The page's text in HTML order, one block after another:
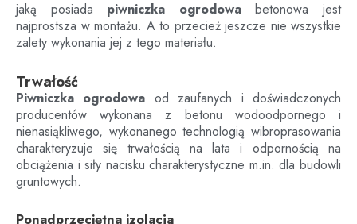
jaką posiada piwniczka ogrodowabetonowa jest
najprostsza w montażu. A to przecież jeszcze nie wszystkie
zalety wykonania jej z tego materiału.
Trwałość
Piwniczka ogrodowa od zaufanych i doświadczonych
producentów wykonana z betonu wodoodpornego i
nienasiąkliwego, wykonanego technologią wibroprasowania
charakteryzuje się trwałością na lata i odpornością na
obciążenia i siły nacisku charakterystyczne m.in. dla budowli
gruntowych.
Ponadprzeciętna izolacja